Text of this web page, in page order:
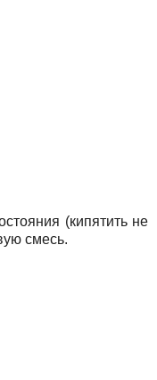
(кипятить не
смесь.